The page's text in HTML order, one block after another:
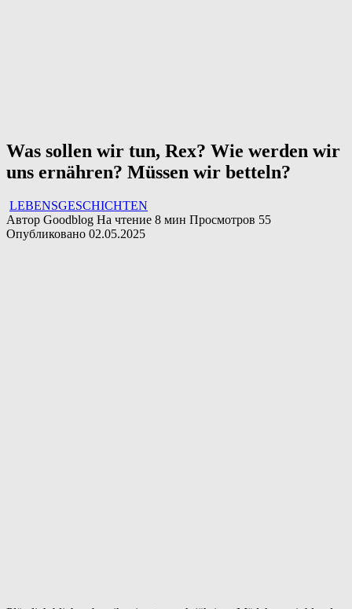
Was sollen wir tun, Rex? Wie werden wir
uns ernähren? Müssen wir betteln?
LEBENSGESCHICHTEN
Автор Goodblog На чтение 8 мин Просмотров 55
Опубликовано 02.05.2025